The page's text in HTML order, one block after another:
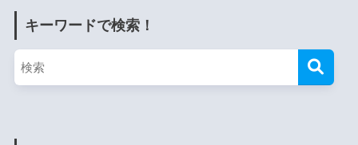
キーワードで検索！